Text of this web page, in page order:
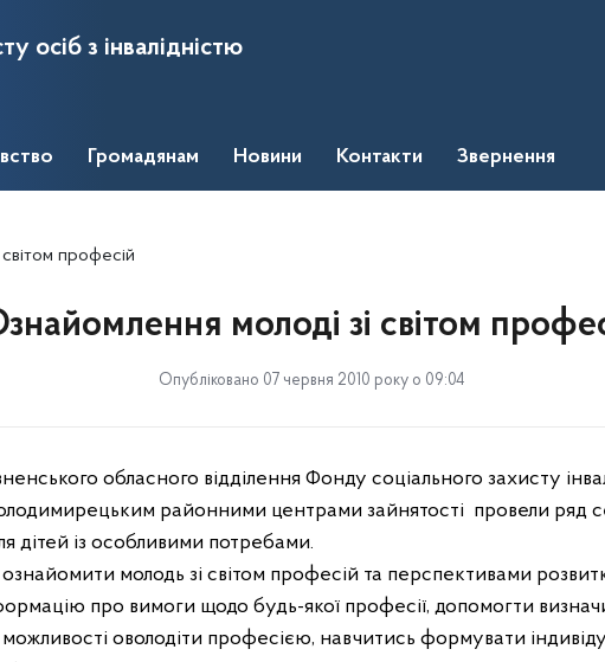
осіб з інвалідністю
Громадянам Новини Контакти Звернення
професій
молоді зі світом
Опубліковано 07 червня 2010 року о 09:04
обласного відділення Фонду соціального захисту
районними центрами зайнятості провели ряд
дітей із особливими потребами.
ознайомити молодь зі світом професій та перспективами
про вимоги щодо будь-якої професії, допомогти
можливості оволодіти професією, навчитись формувати